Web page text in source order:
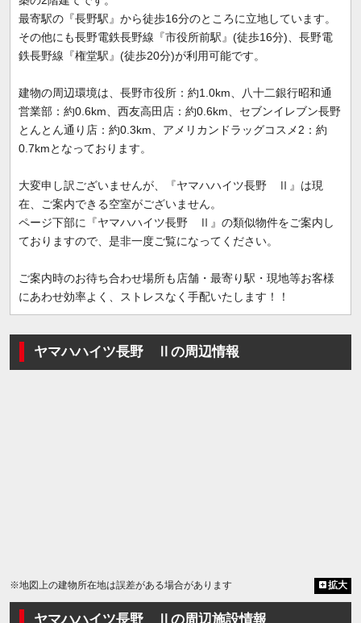
最寄駅の『長野駅』から徒歩16分のところに立地しています。
その他にも長野電鉄長野線『市役所前駅』(徒歩16分)、長野電
鉄長野線『権堂駅』(徒歩20分)が利用可能です。
建物の周辺環境は、長野市役所：約1.0km、八十二銀行昭和通
営業部：約0.6km、西友高田店：約0.6km、セブンイレブン長野
とんとん通り店：約0.3km、アメリカンドラッグコスメ2：約
0.7kmとなっております。
大変申し訳ございませんが、『ヤマハハイツ長野 Ⅱ』は現
在、ご案内できる空室がございません。
ページ下部に『ヤマハハイツ長野 Ⅱ』の類似物件をご案内し
ておりますので、是非一度ご覧になってください。
ご案内時のお待ち合わせ場所も店舗・最寄り駅・現地等お客様
にあわせ効率よく、ストレスなく手配いたします！！
ヤマハハイツ長野 Ⅱの周辺情報
※地図上の建物所在地は誤差がある場合があります 拡大
ヤマハハイツ長野 Ⅱの周辺施設情報